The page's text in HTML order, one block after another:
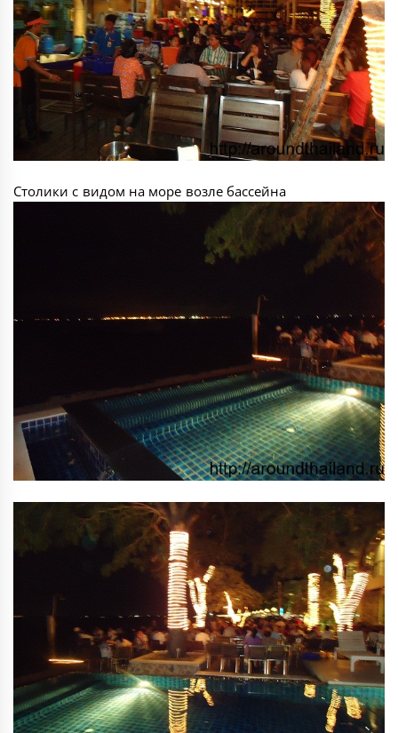
Столики с видом на море возле бассейна